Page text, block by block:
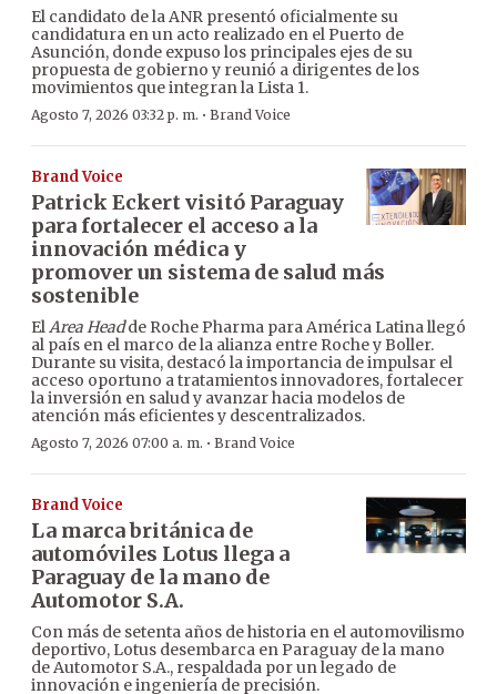
El candidato de la ANR presentó oficialmente su
candidatura en un acto realizado en el Puerto de
Asunción, donde expuso los principales ejes de su
propuesta de gobierno y reunió a dirigentes de los
movimientos que integran la Lista 1.
Agosto 7, 2026 03:32 p. m. · Brand Voice
Brand Voice
Patrick Eckert visitó Paraguay
para fortalecer el acceso a la
innovación médica y
promover un sistema de salud más
sostenible
ElArea Headde Roche Pharma para América Latina llegó
al país en el marco de la alianza entre Roche y Boller.
Durante su visita, destacó la importancia de impulsar el
acceso oportuno a tratamientos innovadores, fortalecer
la inversión en salud y avanzar hacia modelos de
atención más eficientes y descentralizados.
Agosto 7, 2026 07:00 a. m. · Brand Voice
Brand Voice
La marca británica de
automóviles Lotus llega a
Paraguay de la mano de
Automotor S.A.
Con más de setenta años de historia en el automovilismo
deportivo, Lotus desembarca en Paraguay de la mano
de Automotor S.A., respaldada por un legado de
innovación e ingeniería de precisión.